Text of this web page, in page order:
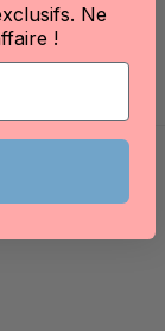
Ne
!